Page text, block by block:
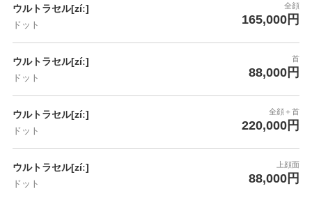
ウルトラセル[zíː]
ドット
全顔
165,000円
ウルトラセル[zíː]
ドット
首
88,000円
ウルトラセル[zíː]
ドット
全顔＋首
220,000円
ウルトラセル[zíː]
ドット
上顔面
88,000円